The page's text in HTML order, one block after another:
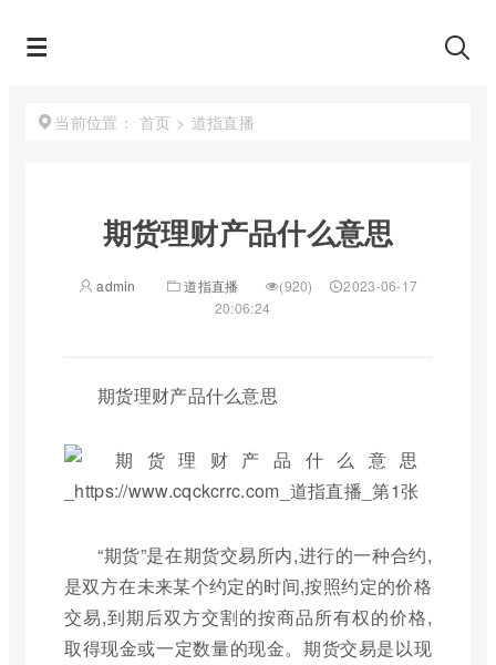
当前位置： 首页 > 道指直播
期货理财产品什么意思
admin 道指直播 (920)
2023-06-17
20:06:24
期货理财产品什么意思
“期货”是在期货交易所内,进行的一种合约,
是双方在未来某个约定的时间,按照约定的价格
交易,到期后双方交割的按商品所有权的价格,
取得现金或一定数量的现金。期货交易是以现